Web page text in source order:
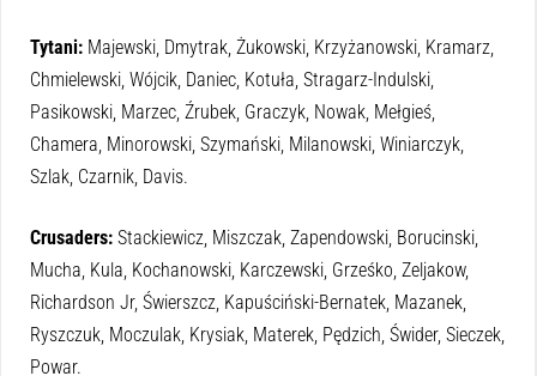
Tytani: Majewski, Dmytrak, Żukowski, Krzyżanowski, Kramarz,
Chmielewski, Wójcik, Daniec, Kotuła, Stragarz-Indulski,
Pasikowski, Marzec, Źrubek, Graczyk, Nowak, Mełgieś,
Chamera, Minorowski, Szymański, Milanowski, Winiarczyk,
Szlak, Czarnik, Davis.
Crusaders: Stackiewicz, Miszczak, Zapendowski, Borucinski,
Mucha, Kula, Kochanowski, Karczewski, Grześko, Zeljakow,
Richardson Jr, Świerszcz, Kapuściński-Bernatek, Mazanek,
Ryszczuk, Moczulak, Krysiak, Materek, Pędzich, Świder, Sieczek,
Powar.